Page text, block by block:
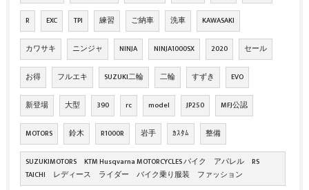
R EXC TPI 練習 ご納車 洗車 KAWASAKI
カワサキ ニンジャ NINJA NINJA1000SX 2020 セール
お得 フルエキ SUZUKI二輪 二輪 すずき EVO
新登場 大型 390 rc model JP250 MFJ公認
MOTORS 鈴木 R1000R 岩手 ｶｽﾀﾑ 整備
SUZUKIMOTORS KTM Husqvarna MOTORCYCLES バイク アパレル RS
TAICHI レディース ライダー バイク乗り服装 ファッション